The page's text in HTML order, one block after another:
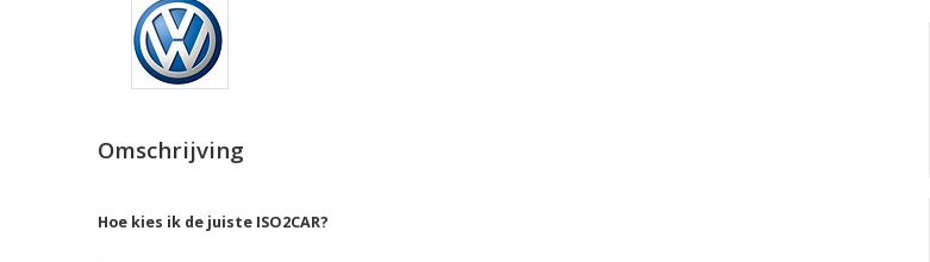
Omschrijving
Hoe kies ik de juiste ISO2CAR?